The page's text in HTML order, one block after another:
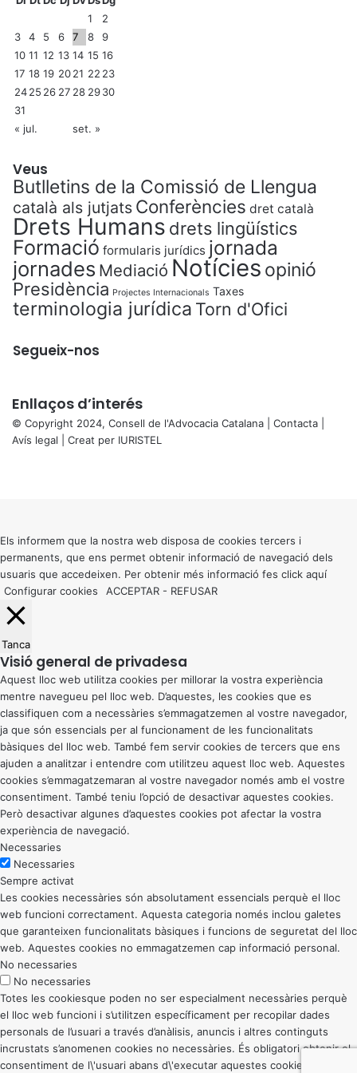
b
r
e
1
2
3
4 5 6 7 8
9
10 11 12 13 14 15 16
17 18 19 2021 22 23
2425 26 27 28 2930
31
« jul.
set. »
Veus
Butlletins de la Comissió de Llengua
català als jutjats Conferències dret català
Drets Humans drets lingüístics
Formació formularis jurídics jornada
jornades Mediació Notícies opinió
Presidència Projectes Internacionals Taxes
terminologia jurídica Torn d'Ofici
Segueix-nos
Enllaços d’interés
© Copyright 2024, Consell de l'Advocacia Catalana | Contacta
Avís legal | Creat per IURISTEL
button
Els informem que la nostra web disposa de cookies tercers i
permanents, que ens permet obtenir informació de navegació dels
usuaris que accedeixen. Per obtenir més informació fes click aquí
Configurar cookies
ACCEPTAR - REFUSAR
Tanca
Visió general de privadesa
Aquest lloc web utilitza cookies per millorar la vostra experiència
mentre navegueu pel lloc web. D’aquestes, les cookies que es
classifiquen com a necessàries s’emmagatzemen al vostre navegador,
ja que són essencials per al funcionament de les funcionalitats
bàsiques del lloc web. També fem servir cookies de tercers que ens
ajuden a analitzar i entendre com utilitzeu aquest lloc web. Aquestes
cookies s’emmagatzemaran al vostre navegador només amb el vostre
consentiment. També teniu l’opció de desactivar aquestes cookies.
Però desactivar algunes d’aquestes cookies pot afectar la vostra
experiència de navegació.
Necessaries
Necessaries
Sempre activat
Les cookies necessàries són absolutament essencials perquè el lloc
web funcioni correctament. Aquesta categoria només inclou galetes
que garanteixen funcionalitats bàsiques i funcions de seguretat del lloc
web. Aquestes cookies no emmagatzemen cap informació personal.
No necessaries
No necessaries
Totes les cookiesque poden no ser especialment necessàries perquè
el lloc web funcioni i s’utilitzen específicament per recopilar dades
personals de l’usuari a través d’anàlisis, anuncis i altres continguts
incrustats s’anomenen cookies no necessàries. És obligatori obtenir el
consentiment de l\'usuari abans d\'executar aquestes cookies al vostre